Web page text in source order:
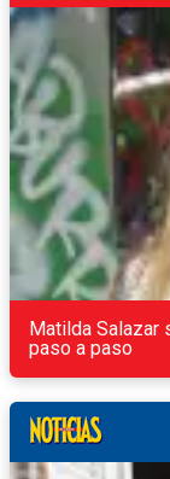
Matilda Salazar
paso a paso